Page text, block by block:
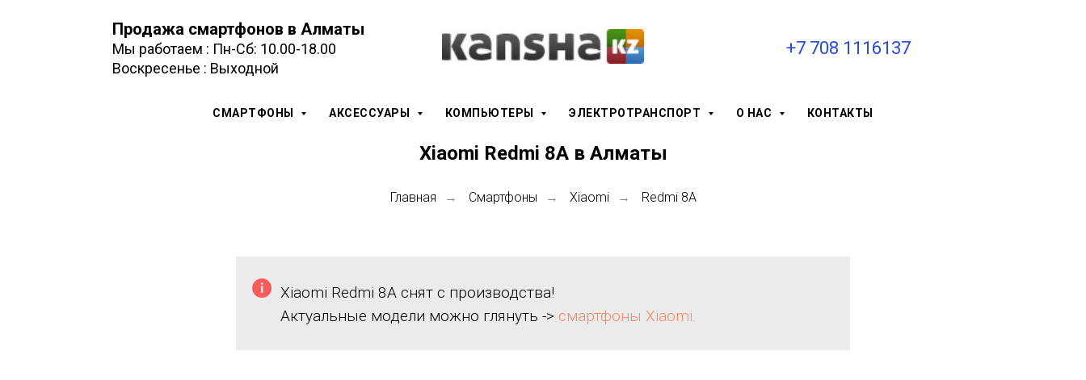
Продажа смартфонов в Алматы
Мы работаем : Пн-Сб: 10.00-18.00
Воскресенье : Выходной
+7 708 1116137
СМАРТФОНЫ АКСЕССУАРЫ КОМПЬЮТЕРЫ ЭЛЕКТРОТРАНСПОРТ О НАС КОНТАКТЫ
Xiaomi Redmi 8A в Алматы
Главная → Смартфоны → Xiaomi → Redmi 8A
Xiaomi Redmi 8A снят с производства!
Актуальные модели можно глянуть -> смартфоны Xiaomi.